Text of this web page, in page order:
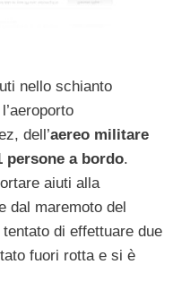
nello schianto
dell’aereo militare
persone a bordo.
aiuti alla
dal maremoto del
tentato di effettuare due
fuori rotta e si è